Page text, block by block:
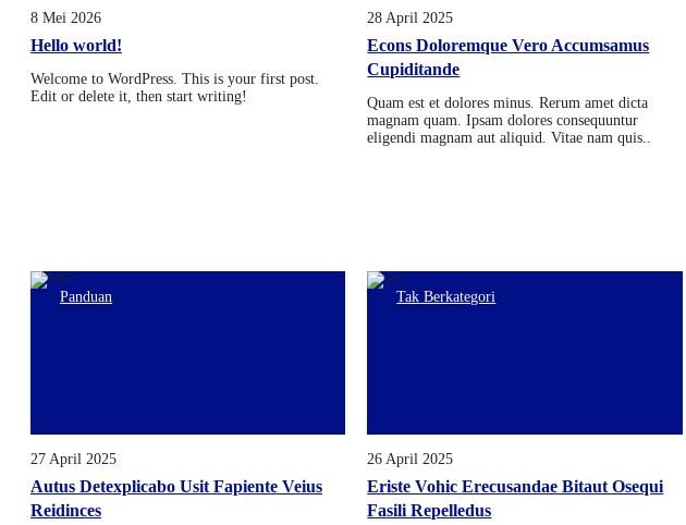
8 Mei 2026
Hello world!
Welcome to WordPress. This is your first post.
Edit or delete it, then start writing!
28 April 2025
Econs Doloremque Vero Accumsamus
Cupiditande
Quam est et dolores minus. Rerum amet dicta
magnam quam. Ipsam dolores consequuntur
eligendi magnam aut aliquid. Vitae nam quis..
Panduan
27 April 2025
Autus Detexplicabo Usit Fapiente Veius
Reidinces
Tak Berkategori
26 April 2025
Eriste Vohic Erecusandae Bitaut Osequi
Fasili Repelledus